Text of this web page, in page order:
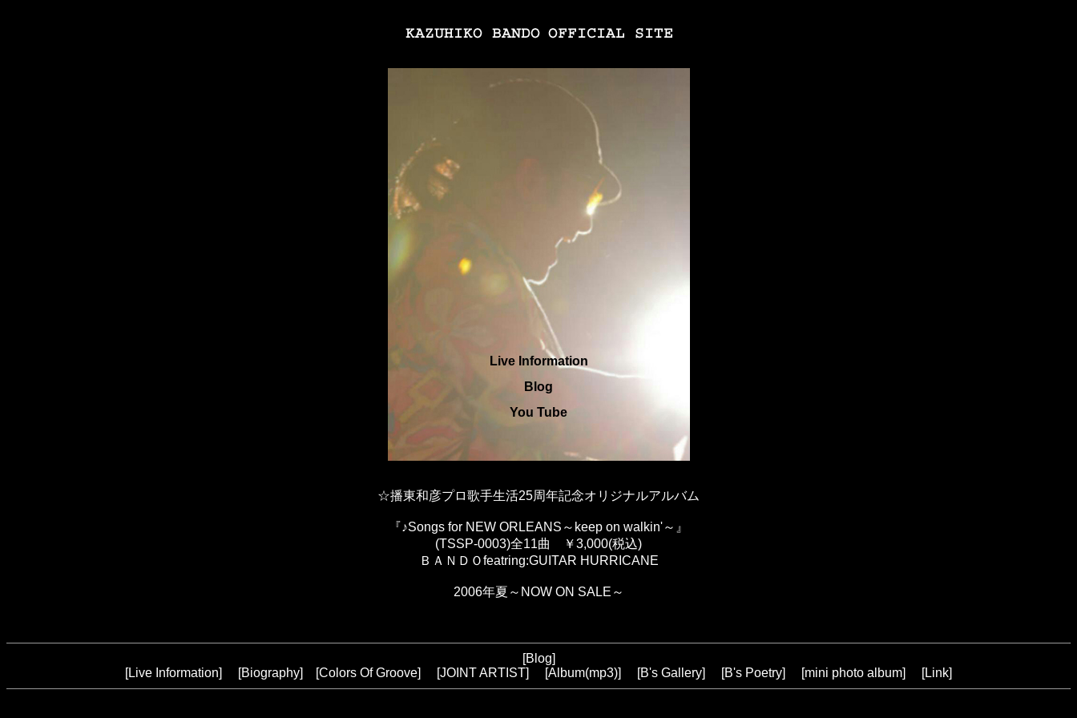
Live Information
Blog
You Tube
☆播東和彦プロ歌手生活25周年記念オリジナルアルバム
『♪Songs for NEW ORLEANS～keep on walkin'～』
(TSSP-0003)全11曲 ￥3,000(税込)
ＢＡＮＤＯfeatring:GUITAR HURRICANE
2006年夏～NOW ON SALE～
[Blog]
[Live Information] [Biography] [Colors Of Groove] [JOINT ARTIST] [Album(mp3)] [B's Gallery] [B's Poetry] [mini photo album] [Link]